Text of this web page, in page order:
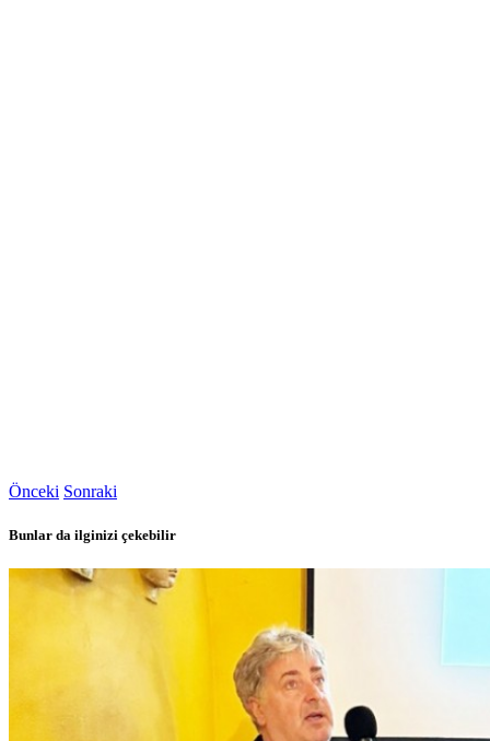
Önceki Sonraki
Bunlar da ilginizi çekebilir